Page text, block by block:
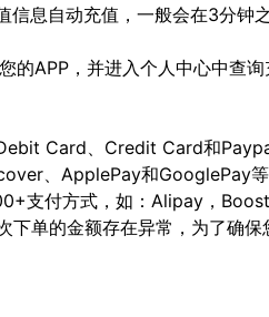
信息自动充值，一般会在3分
的APP，并进入个人中心中查
Card、Credit Card和
、ApplePay和GooglePay
支付方式，如：Alipay，
下单的金额存在异常，为了确